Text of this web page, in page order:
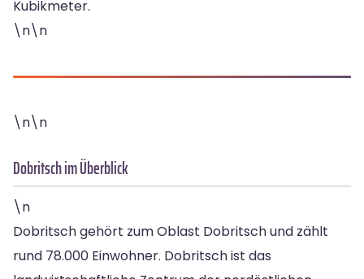
Kubikmeter.
\n\n
\n\n
Dobritsch im Überblick
\n
Dobritsch gehört zum Oblast Dobritsch und zählt
rund 78.000 Einwohner. Dobritsch ist das